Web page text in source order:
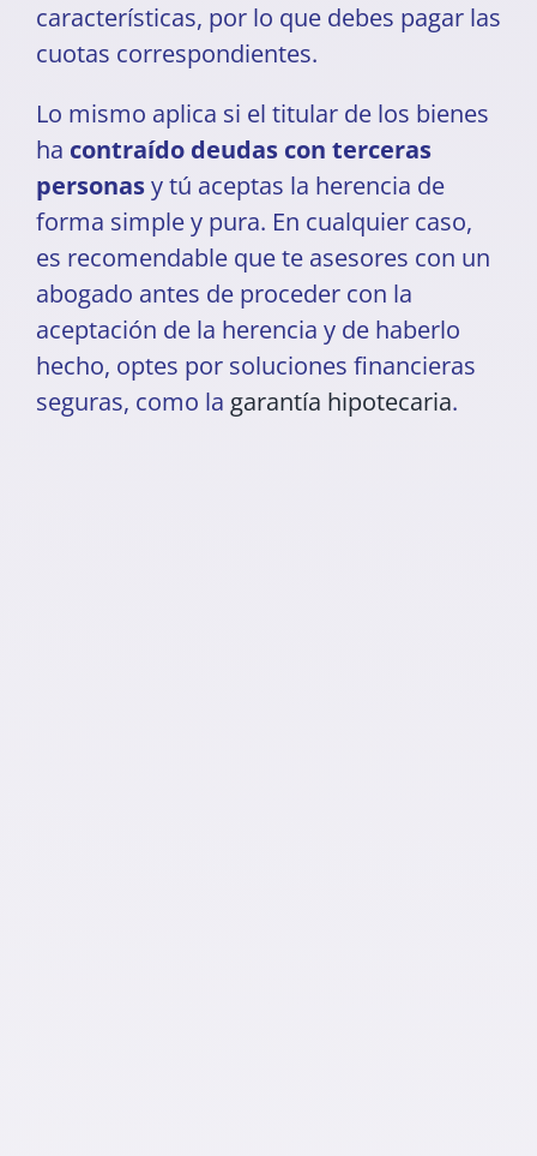
características, por lo que debes pagar las
cuotas correspondientes.
Lo mismo aplica si el titular de los bienes
ha contraído deudas con terceras
personasy tú aceptas la herencia de
forma simple y pura. En cualquier caso,
es recomendable que te asesores con un
abogado antes de proceder con la
aceptación de la herencia y de haberlo
hecho, optes por soluciones financieras
seguras, como la garantía hipotecaria.